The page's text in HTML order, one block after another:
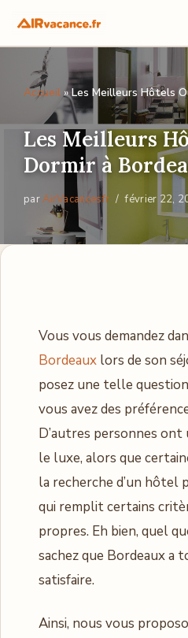
Aller
contenu
Accueil»Les Meilleurs Hôtels
Les Meilleurs
Dormir à
parAirVacancesfr février 22,
Vous vous demandez
Bordeaux lors de son
posez une telle
vous avez des
D’autres personnes
le luxe, alors que
la recherche d’un hôtel
qui remplit certains
propres. Eh bien, quel
sachez que Bordeaux a
satisfaire.
Ainsi, nous vous